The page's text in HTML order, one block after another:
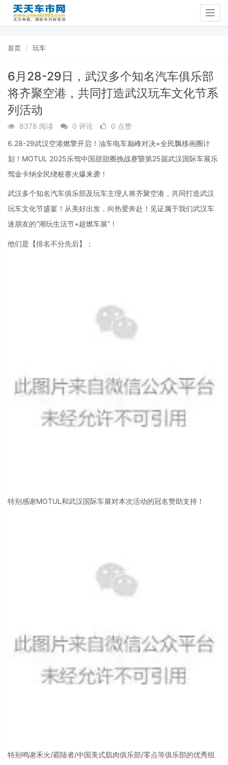
首页 玩车
6月28-29日，武汉多个知名汽车俱乐部
将齐聚空港，共同打造武汉玩车文化节系
列活动
8378 阅读 0 评论
0 点赞
6.28-29武汉空港燃擎开启！油车电车巅峰对决+全民飘移画圈计
划！MOTUL 2025乐驾中国甜甜圈挑战赛暨第25届武汉国际车展乐
驾金卡纳全民绕桩赛火爆来袭！
武汉多个知名汽车俱乐部及玩车主理人将齐聚空港，共同打造武汉
玩车文化节盛宴！从美好出发，向热爱奔赴！见证属于我们武汉车
迷朋友的”潮玩生活节+超燃车展“！
他们是【排名不分先后】：
特别感谢MOTUL和武汉国际车展对本次活动的冠名赞助支持！
特别鸣谢禾火/霸陆者/中国美式肌肉俱乐部/零点等俱乐部的优秀组